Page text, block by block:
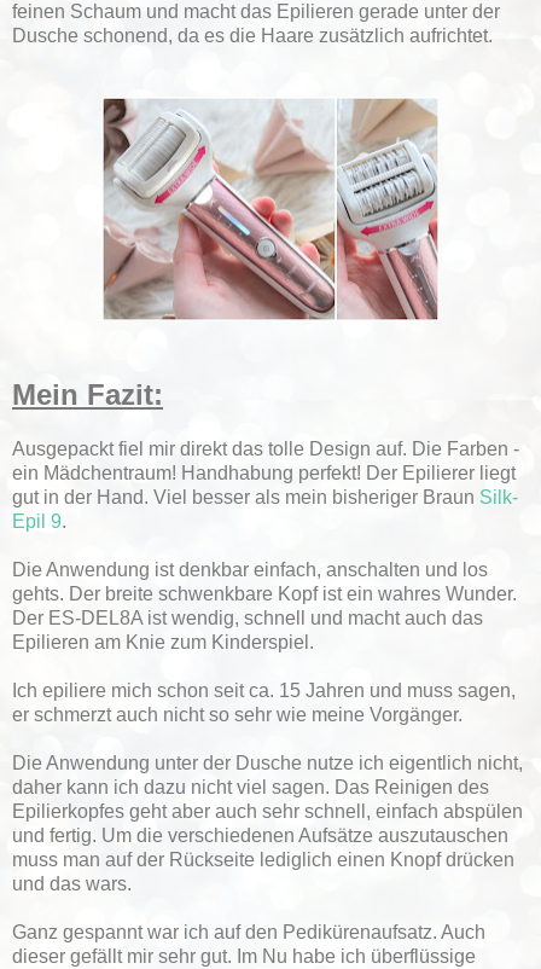
feinen Schaum und macht das Epilieren gerade unter der
Dusche schonend, da es die Haare zusätzlich aufrichtet.
Mein Fazit:
Ausgepackt fiel mir direkt das tolle Design auf. Die Farben -
ein Mädchentraum! Handhabung perfekt! Der Epilierer liegt
gut in der Hand. Viel besser als mein bisheriger Braun Silk-
Epil 9.
Die Anwendung ist denkbar einfach, anschalten und los
gehts. Der breite schwenkbare Kopf ist ein wahres Wunder.
Der ES-DEL8A ist wendig, schnell und macht auch das
Epilieren am Knie zum Kinderspiel.
Ich epiliere mich schon seit ca. 15 Jahren und muss sagen,
er schmerzt auch nicht so sehr wie meine Vorgänger.
Die Anwendung unter der Dusche nutze ich eigentlich nicht,
daher kann ich dazu nicht viel sagen. Das Reinigen des
Epilierkopfes geht aber auch sehr schnell, einfach abspülen
und fertig. Um die verschiedenen Aufsätze auszutauschen
muss man auf der Rückseite lediglich einen Knopf drücken
und das wars.
Ganz gespannt war ich auf den Pedikürenaufsatz. Auch
dieser gefällt mir sehr gut. Im Nu habe ich überflüssige